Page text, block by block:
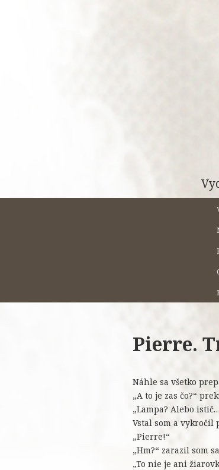
Pierre.
Náhle sa všetko
„A to je zas čo?“
„Lampa? Alebo
Vstal som a vykročil
„Pierre!“
„Hm?“ zarazil som
„To nie je ani